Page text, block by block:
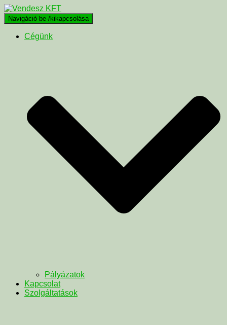
Navigáció be-/kikapcsolása
Cégünk
Pályázatok
Kapcsolat
Szolgáltatások